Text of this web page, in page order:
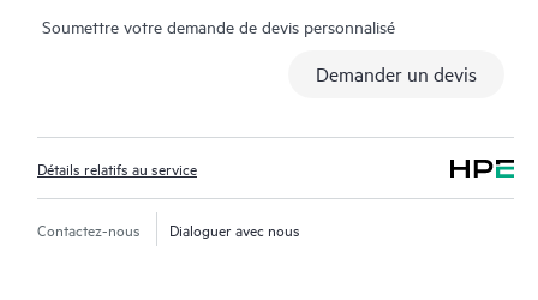
Soumettre votre demande de devis personnalisé
Demander un devis
Détails relatifs au service
Contactez-nous Dialoguer avec nous